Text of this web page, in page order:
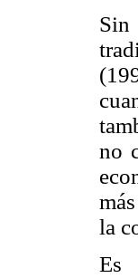
Sin
no
la
Es